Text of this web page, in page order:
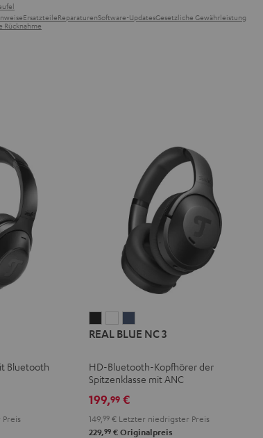
ErsatzteileReparaturenSoftware-UpdatesGesetzliche Gewährleistung
Rücknahme
Bluetooth
BLUE
3
Night
Black
BLUE
3
Pearl
White
BLUE
3
Steel
REAL BLUE NC 3
HD-Bluetooth-Kopfhörer der
Spitzenklasse mit ANC
199,99 €
149,99 € Letzter niedrigster Preis
229,99 € Originalpreis